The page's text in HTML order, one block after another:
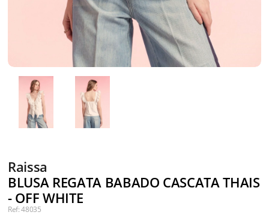
Raissa
BLUSA REGATA BABADO CASCATA THAIS
- OFF WHITE
Ref: 48035